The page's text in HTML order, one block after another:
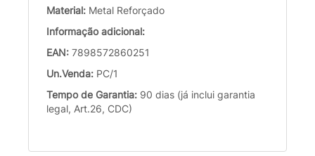
Material: Metal Reforçado
Informação adicional:
EAN: 7898572860251
Un.Venda: PC/1
Tempo de Garantia: 90 dias (já inclui garantia
legal, Art.26, CDC)